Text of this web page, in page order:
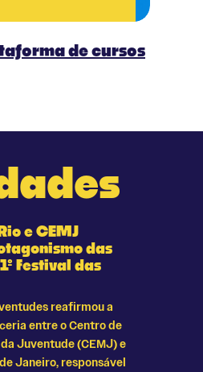
de cursos
e CEMJ
das
Festival das
reafirmou a
entre o Centro de
Juventude (CEMJ) e
Janeiro, responsável